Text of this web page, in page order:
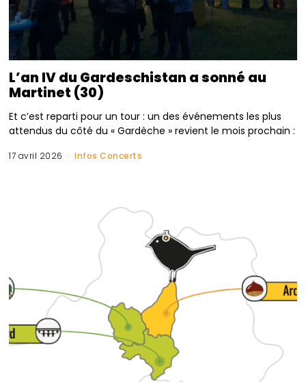
L’an IV du Gardeschistan a sonné au
Martinet (30)
Et c’est reparti pour un tour : un des événements les plus
attendus du côté du « Gardèche » revient le mois prochain :
17 avril 2026 Infos Concerts